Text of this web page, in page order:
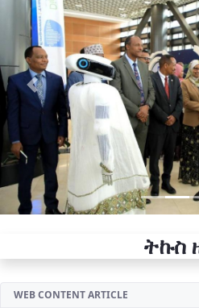
Previous
ትኩስ
WEB CONTENT ARTICLE